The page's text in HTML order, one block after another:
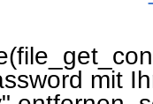
mit